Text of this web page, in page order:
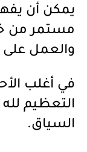
يمكن أن
مستمر من
والعمل
في أغلب
التعظيم
السياق.